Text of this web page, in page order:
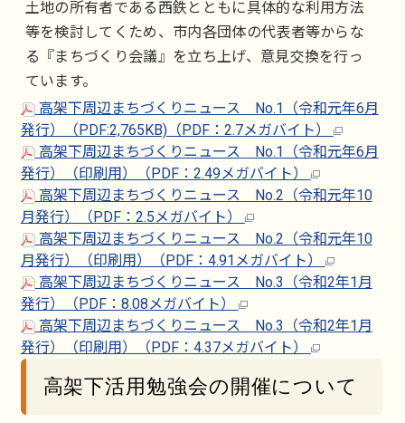
土地の所有者である西鉄とともに具体的な利用方法
等を検討してくため、市内各団体の代表者等からな
る『まちづくり会議』を立ち上げ、意見交換を行っ
ています。
高架下周辺まちづくりニュース No.1（令和元年6月
発行）（PDF:2,765KB)（PDF：2.7メガバイト）
高架下周辺まちづくりニュース No.1（令和元年6月
発行）（印刷用）（PDF：2.49メガバイト）
高架下周辺まちづくりニュース No.2（令和元年10
月発行）（PDF：2.5メガバイト）
高架下周辺まちづくりニュース No.2（令和元年10
月発行）（印刷用）（PDF：4.91メガバイト）
高架下周辺まちづくりニュース No.3（令和2年1月
発行）（PDF：8.08メガバイト）
高架下周辺まちづくりニュース No.3（令和2年1月
発行）（印刷用）（PDF：4.37メガバイト）
高架下活用勉強会の開催について